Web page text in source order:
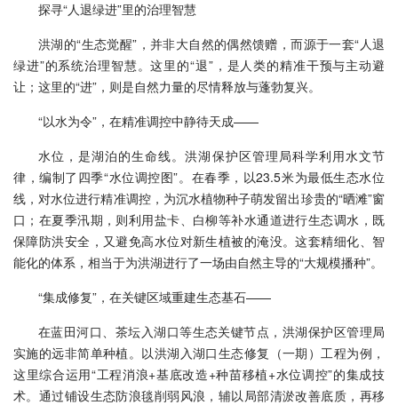
探寻“人退绿进”里的治理智慧
洪湖的“生态觉醒”，并非大自然的偶然馈赠，而源于一套“人退
绿进”的系统治理智慧。这里的“退”，是人类的精准干预与主动避
让；这里的“进”，则是自然力量的尽情释放与蓬勃复兴。
“以水为令”，在精准调控中静待天成——
水位，是湖泊的生命线。洪湖保护区管理局科学利用水文节
律，编制了四季“水位调控图”。在春季，以23.5米为最低生态水位
线，对水位进行精准调控，为沉水植物种子萌发留出珍贵的“晒滩”窗
口；在夏季汛期，则利用盐卡、白柳等补水通道进行生态调水，既
保障防洪安全，又避免高水位对新生植被的淹没。这套精细化、智
能化的体系，相当于为洪湖进行了一场由自然主导的“大规模播种”。
“集成修复”，在关键区域重建生态基石——
在蓝田河口、茶坛入湖口等生态关键节点，洪湖保护区管理局
实施的远非简单种植。以洪湖入湖口生态修复（一期）工程为例，
这里综合运用“工程消浪+基底改造+种苗移植+水位调控”的集成技
术。通过铺设生态防浪毯削弱风浪，辅以局部清淤改善底质，再移